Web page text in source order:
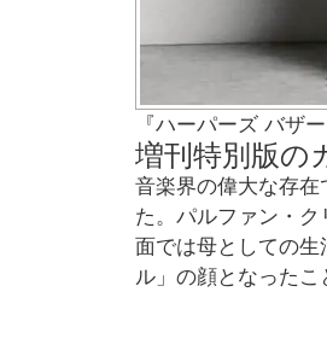
『ハーパーズ バザ
増刊特別版の
音楽界の偉大な存
た。パルファン・
面では母としての
ル」の顔となったこ